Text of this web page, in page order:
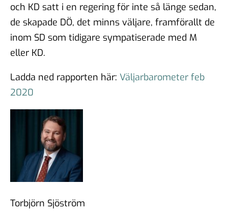
och KD satt i en regering för inte så länge sedan,
de skapade DÖ, det minns väljare, framförallt de
inom SD som tidigare sympatiserade med M
eller KD.
Ladda ned rapporten här: Väljarbarometer feb
2020
Torbjörn Sjöström